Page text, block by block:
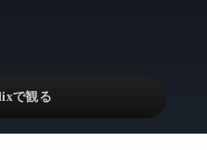
日本語吹替対応作品
その他の国のTV番組
Netflix 吹替版作品
高い評価の海外作品